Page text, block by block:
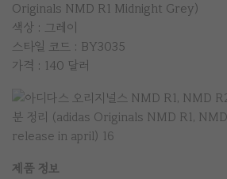
Originals NMD R1 Midnight Grey)
색상 : 그레이
스타일 코드 : BY3035
가격 : 140 달러
제품 정보